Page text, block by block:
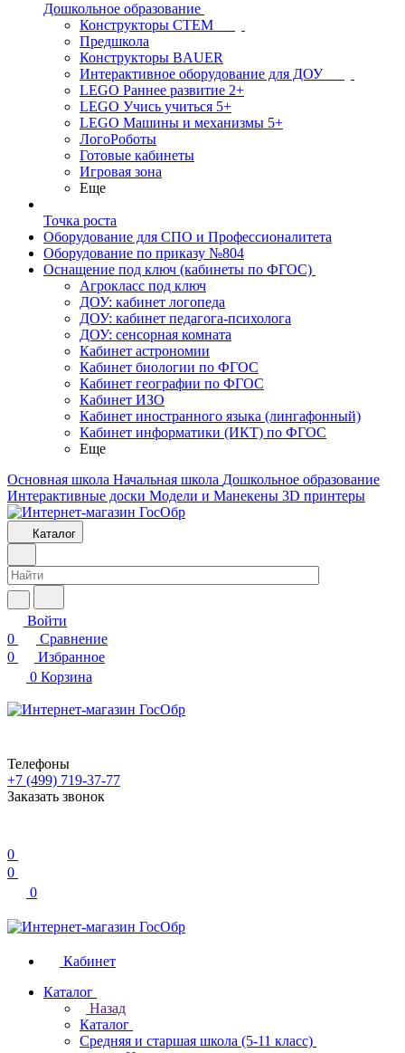
Дошкольное образование
Конструкторы СТЕМ
Предшкола
Конструкторы BAUER
Интерактивное оборудование для ДОУ
LEGO Раннее развитие 2+
LEGO Учись учиться 5+
LEGO Машины и механизмы 5+
ЛогоРоботы
Готовые кабинеты
Игровая зона
Еще
Точка роста
Оборудование для СПО и Профессионалитета
Оборудование по приказу №804
Оснащение под ключ (кабинеты по ФГОС)
Агрокласс под ключ
ДОУ: кабинет логопеда
ДОУ: кабинет педагога-психолога
ДОУ: сенсорная комната
Кабинет астрономии
Кабинет биологии по ФГОС
Кабинет географии по ФГОС
Кабинет ИЗО
Кабинет иностранного языка (лингафонный)
Кабинет информатики (ИКТ) по ФГОС
Еще
Основная школа Начальная школа Дошкольное образование
Интерактивные доски Модели и Манекены 3D принтеры
Каталог
Войти
0
Сравнение
0
Избранное
0 Корзина
Телефоны
+7 (499) 719-37-77
Заказать звонок
0
0
0
Кабинет
Каталог
Назад
Каталог
Средняя и старшая школа (5-11 класс)